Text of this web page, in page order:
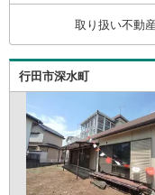
ドバイザーな
おります。お
しております。
取り扱い不動
行田市深水町